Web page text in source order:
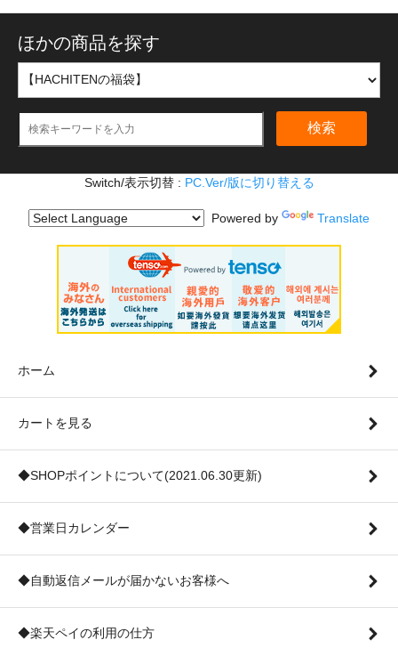
ほかの商品を探す
検索
Switch/表示切替 : PC.Ver/版に切り替える
Powered by Translate
ホーム
カートを見る
◆SHOPポイントについて(2021.06.30更新)
◆営業日カレンダー
◆自動返信メールが届かないお客様へ
◆楽天ペイの利用の仕方